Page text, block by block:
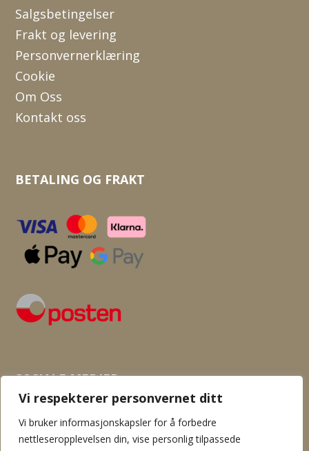
Vi respekterer personvernet ditt
Vi bruker informasjonskapsler for å forbedre
nettleseropplevelsen din, vise personlig tilpassede
Salgsbetingelser
Frakt og levering
Personvernerklæring
Cookie
Om Oss
Kontakt oss
BETALING OG FRAKT
SOSIALE MEDIER